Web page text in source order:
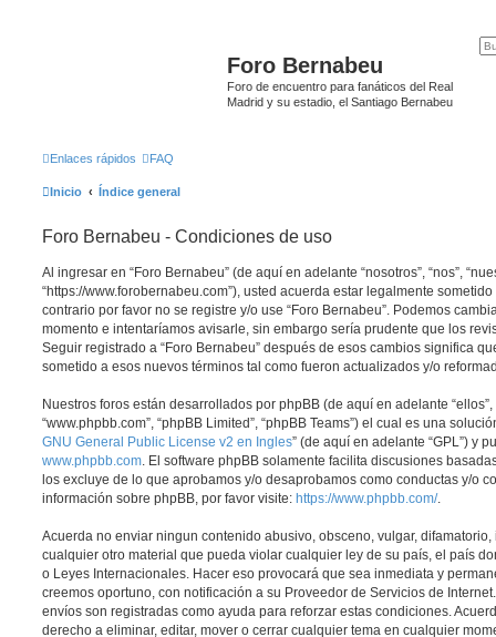
Foro Bernabeu
Foro de encuentro para fanáticos del Real
Madrid y su estadio, el Santiago Bernabeu
Enlaces rápidos FAQ
Inicio Índice general
Foro Bernabeu - Condiciones de uso
Al ingresar en “Foro Bernabeu” (de aquí en adelante “nosotros”, “nos”,
“https://www.forobernabeu.com”), usted acuerda estar legalmente
contrario por favor no se registre y/o use “Foro Bernabeu”. Podemos
momento e intentaríamos avisarle, sin embargo sería prudente que los
Seguir registrado a “Foro Bernabeu” después de esos cambios significa
sometido a esos nuevos términos tal como fueron actualizados y/o
Nuestros foros están desarrollados por phpBB (de aquí en adelante “ellos”,
“www.phpbb.com”, “phpBB Limited”, “phpBB Teams”) el cual es una
GNU General Public License v2 en Ingles” (de aquí en adelante “GPL”) y
www.phpbb.com . El software phpBB solamente facilita discusiones
los excluye de lo que aprobamos y/o desaprobamos como conductas y/o
información sobre phpBB, por favor visite: https://www.phpbb.com/.
Acuerda no enviar ningun contenido abusivo, obsceno, vulgar,
cualquier otro material que pueda violar cualquier ley de su país, el país
o Leyes Internacionales. Hacer eso provocará que sea inmediata y
creemos oportuno, con notificación a su Proveedor de Servicios de
envíos son registradas como ayuda para reforzar estas condiciones.
derecho a eliminar, editar, mover o cerrar cualquier tema en cualquier